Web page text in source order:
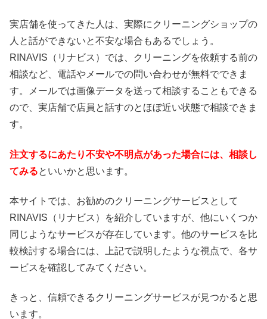
実店舗を使ってきた人は、実際にクリーニングショップの
人と話ができないと不安な場合もあるでしょう。
RINAVIS（リナビス）では、クリーニングを依頼する前の
相談など、電話やメールでの問い合わせが無料でできま
す。メールでは画像データを送って相談することもできる
ので、実店舗で店員と話すのとほぼ近い状態で相談できま
す。
注文するにあたり不安や不明点があった場合には、相談し
てみるといいかと思います。
本サイトでは、お勧めのクリーニングサービスとして
RINAVIS（リナビス）を紹介していますが、他にいくつか
同じようなサービスが存在しています。他のサービスを比
較検討する場合には、上記で説明したような視点で、各サ
ービスを確認してみてください。
きっと、信頼できるクリーニングサービスが見つかると思
います。